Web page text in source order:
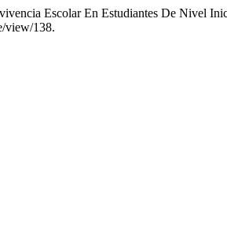
Escolar En Estudiantes De Nivel
view/138.